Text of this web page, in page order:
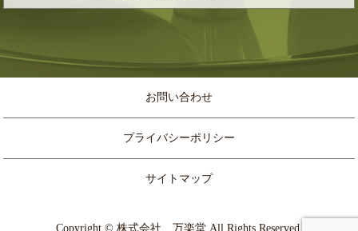
お問い合わせ
プライバシーポリシー
サイトマップ
Copyright © 株式会社 万楽堂 All Rights Reserved.